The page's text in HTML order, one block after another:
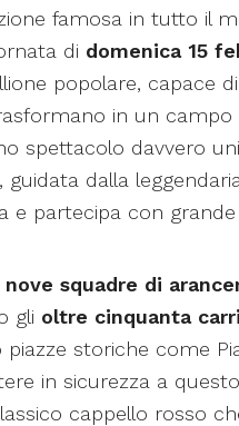
famosa in tutto il
di domenica 15
popolare, capace
in un
spettacolo davvero
, guidata dalla
e partecipa con grande
nove squadre di
gli oltre cinquanta carri
piazze storiche come
in sicurezza a
cappello rosso